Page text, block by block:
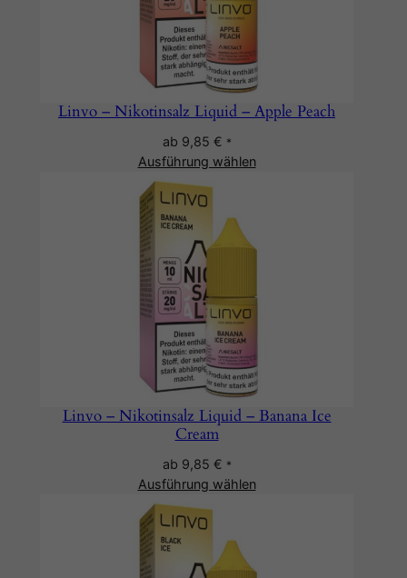
Linvo – Nikotinsalz Liquid – Apple Peach
ab 9,85 € *
Ausführung wählen
Linvo – Nikotinsalz Liquid – Banana Ice
Cream
ab 9,85 € *
Ausführung wählen